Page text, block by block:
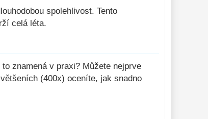
spolehlivost. Tento
celá léta.
to znamená v praxi? Můžete nejprve
(400x) oceníte, jak snadno